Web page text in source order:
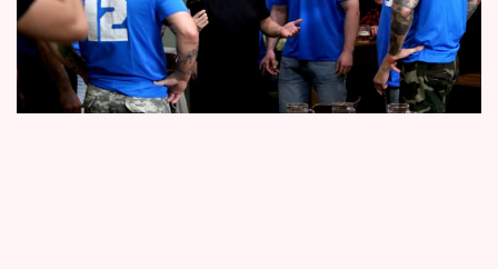
Sledujte prima+
Filmový festival Karlovy Vary